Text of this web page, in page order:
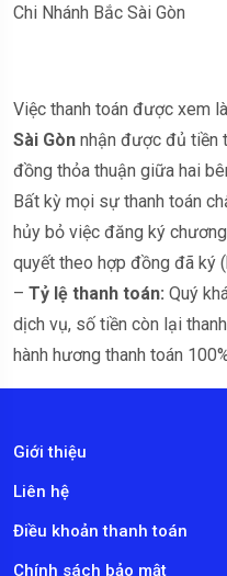
Chi Nhánh Bắc Sài Gòn
Việc thanh toán được xem
Sài Gòn nhận được đủ tiền
đồng thỏa thuận giữa hai
Bất kỳ mọi sự thanh toán
hủy bỏ việc đăng ký
quyết theo hợp đồng đã ký
– Tỷ lệ thanh toán: Quý
dịch vụ, số tiền còn lại
hành hương thanh toán
Giới thiệu
Liên hệ
Điều khoản thanh toán
Chính sách bảo mật